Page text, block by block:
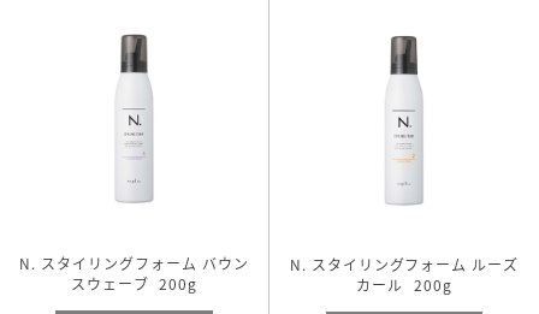
スタイリング
アウトバストリートメント
シャンプー/トリートメント
ボディケア/その他
お試しサイズ
N. スタイリングフォーム バウン
スウェーブ 200g
N. スタイリングフォーム ルーズ
カール 200g